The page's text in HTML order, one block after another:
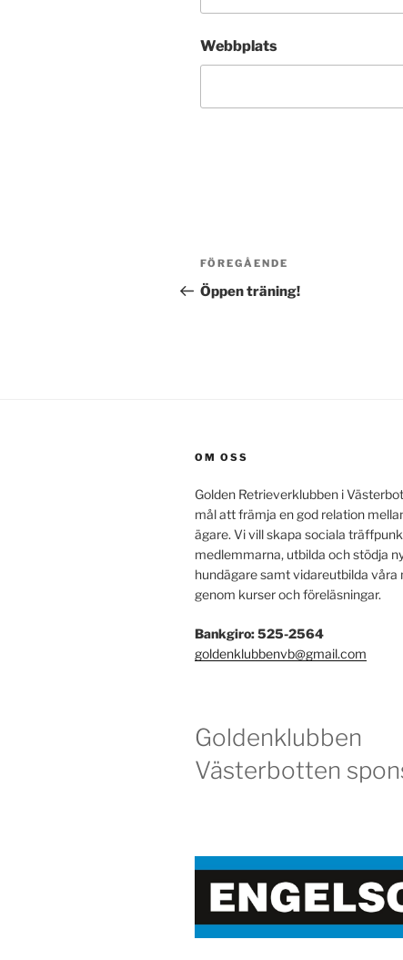
Webbplats
Inläggsnavigering
Föregående
inlägg
FÖREGÅENDE
Öppen träning!
OM OSS
Golden Retrieverklubben i
mål att främja en god relation
ägare. Vi vill skapa sociala
medlemmarna, utbilda och stödja
hundägare samt vidareutbilda våra
genom kurser och föreläsningar.
Bankgiro: 525-2564
goldenklubbenvb@gmail.com
Goldenklubben
Västerbotten